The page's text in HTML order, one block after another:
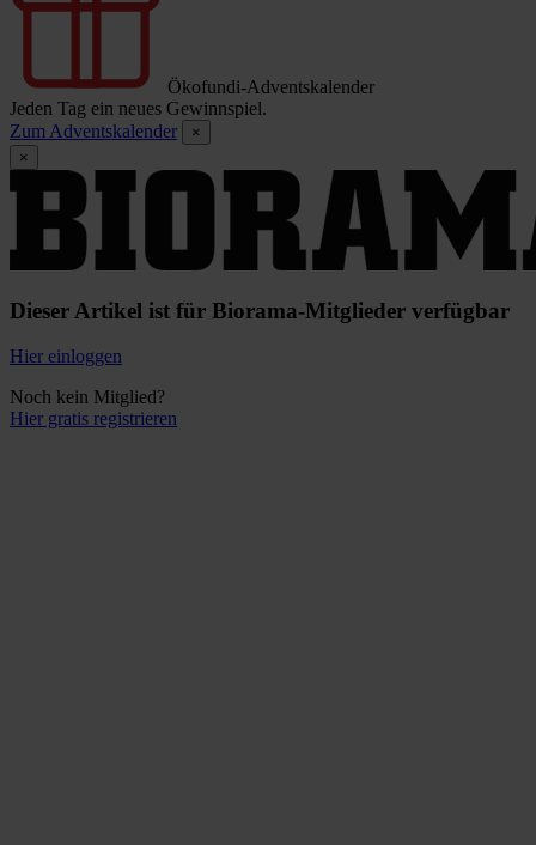
Ökofundi-Adventskalender
Jeden Tag ein neues Gewinnspiel.
Zum Adventskalender
×
×
Dieser Artikel ist für Biorama-Mitglieder verfügbar
Hier einloggen
Noch kein Mitglied?
Hier gratis registrieren